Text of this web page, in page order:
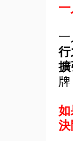
行
如
決